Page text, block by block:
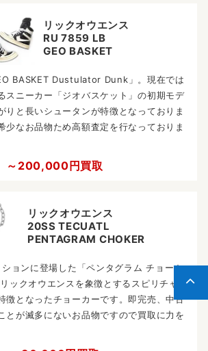
リックオウエンス
RU 7859 LB
GEO BASKET
BASKET Dustulator Dunk」。現在では
スニーカー「ジオバスケット」の初期モデ
りと長いシュータンが特徴となっておりま
少なお品物ため高額査定を行なっておりま
～200,000円買取
リックオウエンス
20SS TECUATL
PENTAGRAM CHOKER
ョンに登場した「ペンタグラム チョーカ
ックオウエンスを象徴とするスピリチャ
徴となったチョーカーです。即完売、中古
とが滅多にないお品物ですので買取に力を